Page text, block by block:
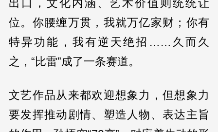
出口，文化内涵、艺术价值则统统让
位。你腰缠万贯，我就万亿家财；你有
特异功能，我有逆天绝招……久而久
之，“比雷”成了一条赛道。
文艺作品从来都欢迎想象力，但想象力
要发挥推动剧情、塑造人物、表达主旨